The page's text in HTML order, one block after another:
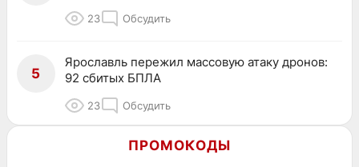
23 Обсудить
5
Ярославль пережил массовую атаку дронов:
92 сбитых БПЛА
23 Обсудить
ПРОМОКОДЫ